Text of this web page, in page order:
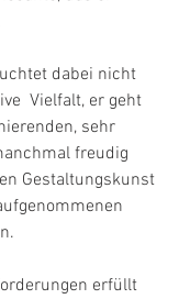
dabei nicht
Vielfalt, er geht
sehr
freudig
Gestaltungskunst
erfüllt